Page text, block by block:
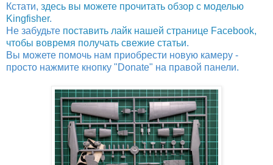
Кстати, здесь вы можете прочитать обзор с моделью
Kingfisher.
Не забудьте поставить лайк нашей странице Facebook,
чтобы вовремя получать свежие статьи.
Вы можете помочь нам приобрести новую камеру -
просто нажмите кнопку "Donate" на правой панели.